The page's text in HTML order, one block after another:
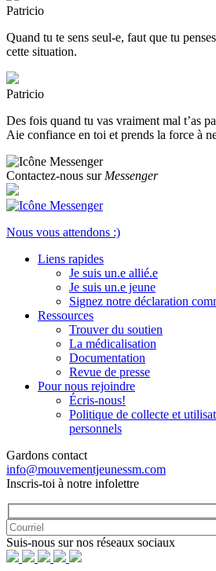
Patricio
Quand tu te sens seul-e, faut que tu
cette situation.
Patricio
Des fois quand tu vas vraiment mal t’as
Aie confiance en toi et prends la force à
Contactez-nous sur Messenger
Nous vous attendons :)
Liens rapides
Je suis un.e allié.e
Je suis un.e jeune
Signez notre déclaration
Ressources
Trouver du soutien
La médicalisation
Documentation
Revue de presse
Pour nous rejoindre
Écris-nous!
Politique de collecte et
personnels
Gardons contact
info@mouvementjeunessm.com
Inscris-toi à notre infolettre
Suis-nous sur nos réseaux sociaux